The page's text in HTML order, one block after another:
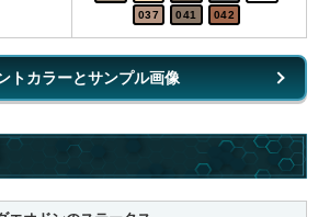
037
041 042
トカラーとサンプル画像